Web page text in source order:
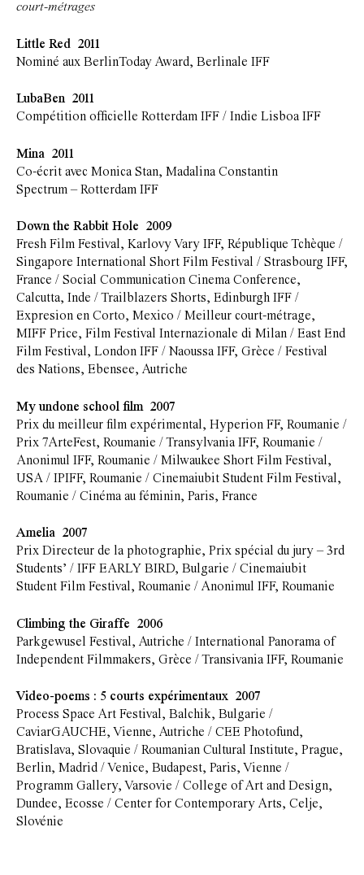
court-métrages
Little Red 2011
Nominé aux BerlinToday Award, Berlinale IFF
LubaBen 2011
Compétition officielle Rotterdam IFF / Indie Lisboa IFF
Mina 2011
Co-écrit avec Monica Stan, Madalina Constantin
Spectrum – Rotterdam IFF
Down the Rabbit Hole 2009
Fresh Film Festival, Karlovy Vary IFF, République Tchèque /
Singapore International Short Film Festival / Strasbourg IFF,
France / Social Communication Cinema Conference,
Calcutta, Inde / Trailblazers Shorts, Edinburgh IFF /
Expresion en Corto, Mexico / Meilleur court-métrage,
MIFF Price, Film Festival Internazionale di Milan / East End
Film Festival, London IFF / Naoussa IFF, Grèce / Festival
des Nations, Ebensee, Autriche
My undone school film 2007
Prix du meilleur film expérimental, Hyperion FF, Roumanie /
Prix 7ArteFest, Roumanie / Transylvania IFF, Roumanie /
Anonimul IFF, Roumanie / Milwaukee Short Film Festival,
USA / IPIFF, Roumanie / Cinemaiubit Student Film Festival,
Roumanie / Cinéma au féminin, Paris, France
Amelia 2007
Prix Directeur de la photographie, Prix spécial du jury – 3rd
Students’ / IFF EARLY BIRD, Bulgarie / Cinemaiubit
Student Film Festival, Roumanie / Anonimul IFF, Roumanie
Climbing the Giraffe 2006
Parkgewusel Festival, Autriche / International Panorama of
Independent Filmmakers, Grèce / Transivania IFF, Roumanie
Video-poems : 5 courts expérimentaux 2007
Process Space Art Festival, Balchik, Bulgarie /
CaviarGAUCHE, Vienne, Autriche / CEE Photofund,
Bratislava, Slovaquie / Roumanian Cultural Institute, Prague,
Berlin, Madrid / Venice, Budapest, Paris, Vienne /
Programm Gallery, Varsovie / College of Art and Design,
Dundee, Ecosse / Center for Contemporary Arts, Celje,
Slovénie